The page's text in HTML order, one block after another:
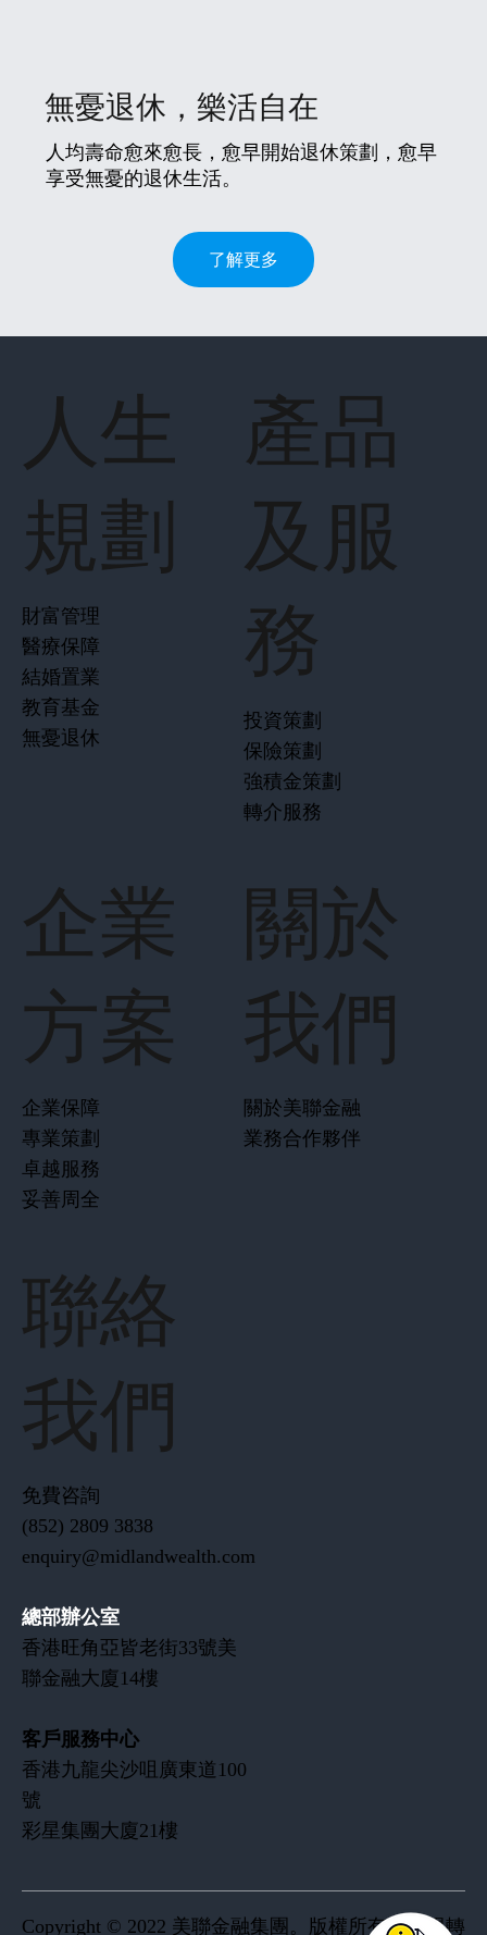
了解更多
無憂退休，樂活自在
人均壽命愈來愈長，愈早開始退休策劃，愈早
享受無憂的退休生活。
人生
規劃
財富管理
醫療保障
結婚置業
教育基金
無憂退休
產品
及服
務
投資策劃
保險策劃
強積金策劃
轉介服務
企業
方案
企業保障
專業策劃
卓越服務
妥善周全
關於
我們
關於美聯金融
業務合作夥伴
聯絡
我們
免費咨詢
(852) 2809 3838
enquiry@midlandwealth.com
總部辦公室
香港旺角亞皆老街33號美
聯金融大廈14樓
客戶服務中心
​香港九龍尖沙咀廣東道100
號
彩星集團大廈21樓
Copyright © 2022 美聯金融集團。版權所有。不得轉